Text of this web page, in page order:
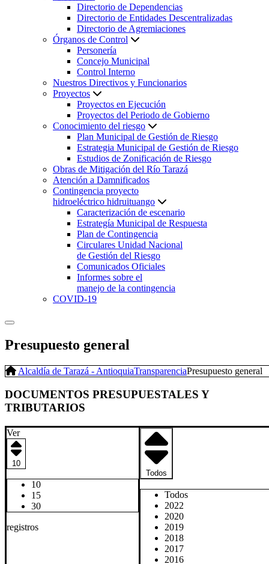
Directorio de Dependencias
Directorio de Entidades Descentralizadas
Directorio de Agremiaciones
Órganos de Control
Personería
Concejo Municipal
Control Interno
Nuestros Directivos y Funcionarios
Proyectos
Proyectos en Ejecución
Proyectos del Periodo de Gobierno
Conocimiento del riesgo
Plan Municipal de Gestión de Riesgo
Estrategia Municipal de Gestión de Riesgo
Estudios de Zonificación de Riesgo
Obras de Mitigación del Río Tarazá
Atención a Damnificados
Contingencia proyecto
hidroeléctrico hidruituango
Caracterización de escenario
Estrategía Municipal de Respuesta
Plan de Contingencia
Circulares Unidad Nacional
de Gestión del Riesgo
Comunicados Oficiales
Informes sobre el
manejo de la contingencia
COVID-19
Presupuesto general
Alcaldía de Tarazá - AntioquiaTransparenciaPresupuesto general
DOCUMENTOS PRESUPUESTALES Y
TRIBUTARIOS
Ver
10
10
15
30
registros
Todos
Todos
2022
2020
2019
2018
2017
2016